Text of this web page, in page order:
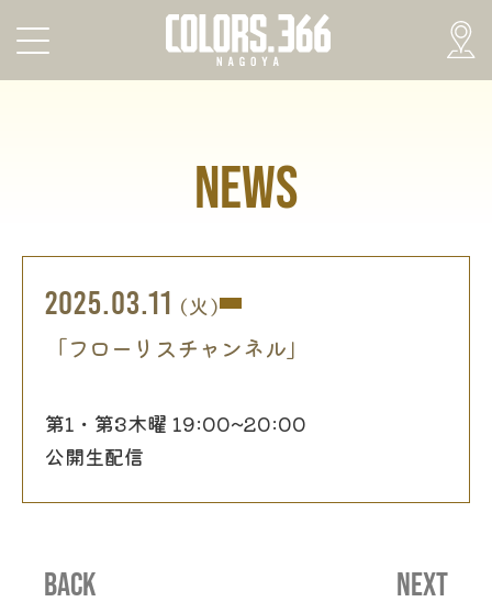
NEWS
2025.03.11 (火)
「フローリスチャンネル」
第1・第3木曜 19:00~20:00
公開生配信
BACK NEXT